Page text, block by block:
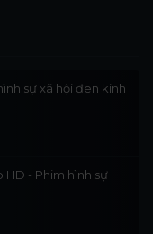
sự xã hội đen kinh
HD - Phim hình sự